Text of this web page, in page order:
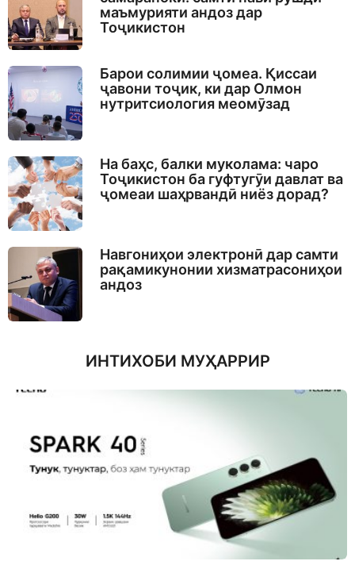
маъмурияти андоз дар
Тоҷикистон
Барои солимии ҷомеа. Қиссаи
ҷавони тоҷик, ки дар Олмон
нутритсиология меомӯзад
На баҳс, балки муколама: чаро
Тоҷикистон ба гуфтугӯи давлат ва
ҷомеаи шаҳрвандӣ ниёз дорад?
Навгониҳои электронӣ дар самти
рақамикунонии хизматрасониҳои
андоз
ИНТИХОБИ МУҲАРРИР